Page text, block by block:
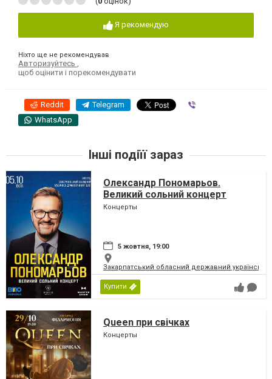
Я рекомендую
Ніхто ще не рекомендував
Авторизуйтесь
щоб оцінити і порекомендувати
Reddit Telegram
WhatsApp
Інші подіїї зараз
Олександр Пономарьов.
Великий сольний концерт
Концерты
5 жовтня, 19:00
Закарпатський обласний державний
Купити
Queen при свічках
Концерты